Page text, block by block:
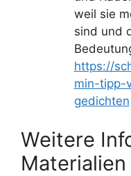
weil sie
sind und
https://
min-tipp-
gedichten
Weitere
Materialien